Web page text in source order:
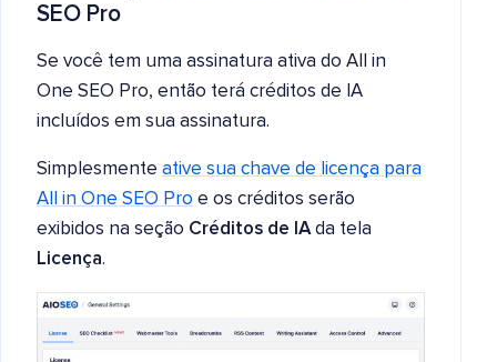
SEO Pro
Se você tem uma assinatura ativa do All in
One SEO Pro, então terá créditos de IA
incluídos em sua assinatura.
Simplesmente ative sua chave de licença para
All in One SEO Pro e os créditos serão
exibidos na seção Créditos de IAda tela
Licença.